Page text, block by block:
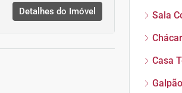
Detalhes do Imóvel
Sala
Casa
Galpão